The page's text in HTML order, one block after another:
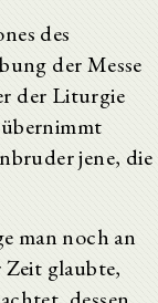
des
der Messe
der Liturgie
jene, die
man noch an
glaubte,